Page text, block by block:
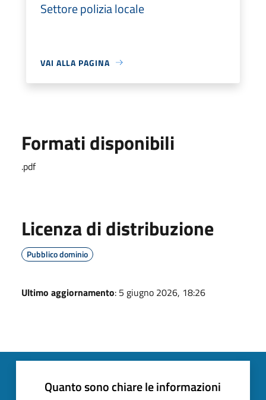
Settore polizia locale
VAI ALLA PAGINA
Formati disponibili
.pdf
Licenza di distribuzione
Pubblico dominio
Ultimo aggiornamento: 5 giugno 2026, 18:26
Quanto sono chiare le informazioni